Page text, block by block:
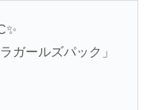
ガールズパック」